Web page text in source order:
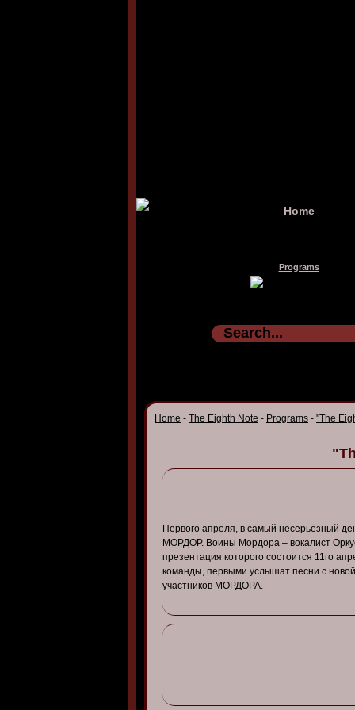
Home
Programs
Home - The Eighth Note - Programs - "The
Первого апреля, в самый несерьёзный
МОРДОР. Воины Мордора – вокалист
презентация которого состоится 11го
команды, первыми услышат песни с новой
участников МОРДОРА.